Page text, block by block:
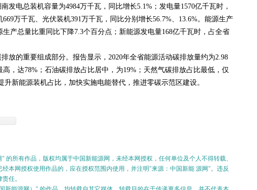
发电总装机容量为4984万千瓦，同比增长5.1%；发电量1570亿千瓦时，
万千瓦、光伏装机391万千瓦，同比分别增长56.7%、13.6%。能源生产
产总量比重同比下降7.3个百分点；新能源发电量168亿千瓦时，占全省
放的重要组成部分。报告显示，2020年全省能源活动碳排放量约为2.98
，达78%；石油碳排放占比居中，为19%；天然气碳排放占比最低，仅
升新能源装机占比，加快实施电能替代，推进零碳示范区建设。
的所有作品，版权均属于中国新能源网，未经本网授权，任何单位及个人不得转载、
本网授权使用作品的，应在授权范围内使用，并注明"来源：中国新能 源网"。违反
任。